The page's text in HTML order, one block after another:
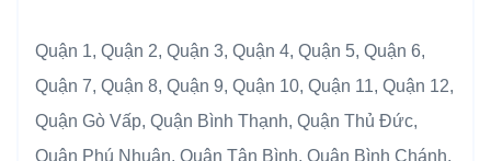
Quận 1, Quận 2, Quận 3, Quận 4, Quận 5, Quận 6,
Quận 7, Quận 8, Quận 9, Quận 10, Quận 11, Quận 12,
Quận Gò Vấp, Quận Bình Thạnh, Quận Thủ Đức,
Quận Phú Nhuận, Quận Tân Bình, Quận Bình Chánh,